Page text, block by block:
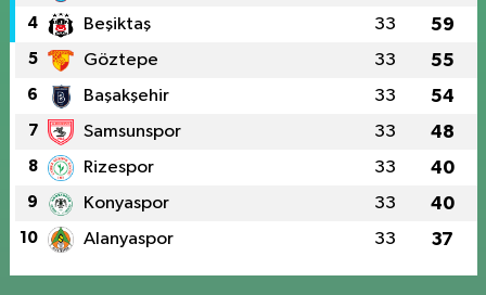
4 Beşiktaş 33 59
5 Göztepe 33 55
6 Başakşehir 33 54
7 Samsunspor 33 48
8 Rizespor 33 40
9 Konyaspor 33 40
10 Alanyaspor 33 37